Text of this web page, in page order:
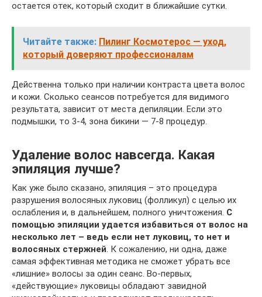
остается отек, который сходит в ближайшие сутки.
Читайте также: Пилинг Космотерос — уход,
который доверяют профессионалам
Действенна только при наличии контраста цвета волос
и кожи. Сколько сеансов потребуется для видимого
результата, зависит от места депиляции. Если это
подмышки, то 3-4, зона бикини — 7-8 процедур.
Удаление волос навсегда. Какая
эпиляция лучше?
Как уже было сказано, эпиляция – это процедура
разрушения волосяных луковиц (фолликул) с целью их
ослабления и, в дальнейшем, полного уничтожения. С
помощью эпиляции удается избавиться от волос на
несколько лет – ведь если нет луковиц, то нет и
волосяных стержней. К сожалению, ни одна, даже
самая эффективная методика не сможет убрать все
«лишние» волосы за один сеанс. Во-первых,
«действующие» луковицы обладают завидной